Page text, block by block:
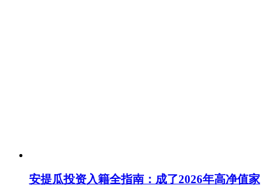
安提瓜投资入籍全指南：成了2026年高净值家